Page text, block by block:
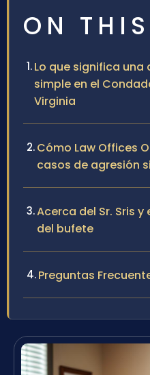
ON
Lo que significa
simple en el
Virginia
Cómo Law Offices
casos de agresión
Acerca del Sr. Sris
del bufete
Preguntas